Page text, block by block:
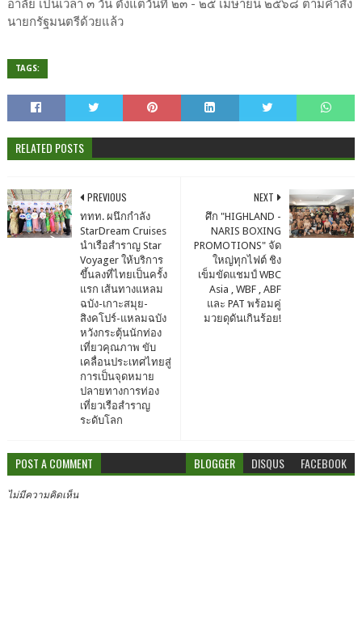
อาลัย เป็นเวลา ๓ วัน ตั้งแต่วันที่ ๒๓ - ๒๕ เมษายน ๒๕๖๘ ตามคำสั่ง
นายกรัฐมนตรีด้วยแล้ว
TAGS:
RELATED POSTS
NEXT
ศึก "HIGHLAND -
NARIS BOXING
PROMOTIONS" จัด
ใหญ่ทุกไฟต์ ชิง
เข็มขัดแชมป์ WBC
Asia , WBF , ABF
และ PAT พร้อมคู่
มวยดุดันเกินร้อย!
PREVIOUS
ททท. ผนึกกำลัง
StarDream Cruises
นำเรือสำราญ Star
Voyager ให้บริการ
ขึ้นลงที่ไทยเป็นครั้ง
แรก เส้นทางแหลม
ฉบัง-เกาะสมุย-
สิงคโปร์-แหลมฉบัง
หวังกระตุ้นนักท่อง
เที่ยวคุณภาพ ขับ
เคลื่อนประเทศไทยสู่
การเป็นจุดหมาย
ปลายทางการท่อง
เที่ยวเรือสำราญ
ระดับโลก
POST A COMMENT BLOGGER DISQUS FACEBOOK
ไม่มีความคิดเห็น